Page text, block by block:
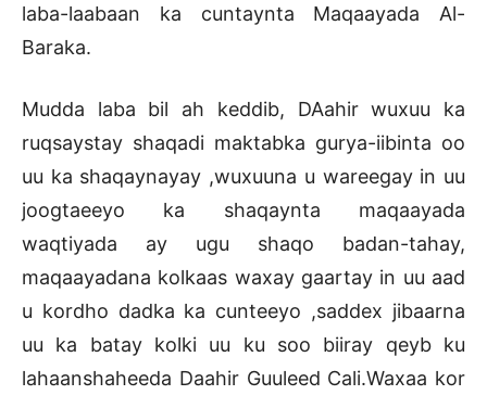
laba-laabaan ka cuntaynta Maqaayada Al-
Baraka.
Mudda laba bil ah keddib, DAahir wuxuu ka
ruqsaystay shaqadi maktabka gurya-iibinta oo
uu ka shaqaynayay ,wuxuuna u wareegay in uu
joogtaeeyo ka shaqaynta maqaayada
waqtiyada ay ugu shaqo badan-tahay,
maqaayadana kolkaas waxay gaartay in uu aad
u kordho dadka ka cunteeyo ,saddex jibaarna
uu ka batay kolki uu ku soo biiray qeyb ku
lahaanshaheeda Daahir Guuleed Cali.Waxaa kor